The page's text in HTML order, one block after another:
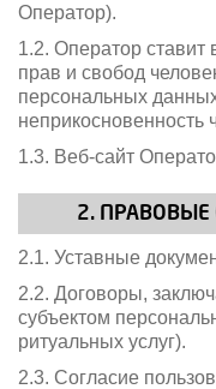
Оператор).
1.2. Оператор
прав и свобод
персональных
неприкосновенность
1.3. Веб-сайт
2.
2.1. Уставные
2.2. Договоры,
субъектом
ритуальных услуг).
2.3. Согласие